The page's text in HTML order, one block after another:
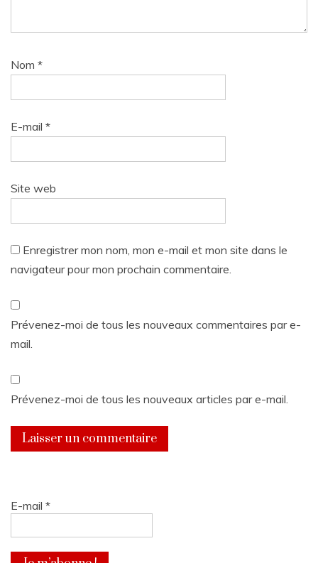
Nom *
E-mail *
Site web
Enregistrer mon nom, mon e-mail et mon site dans le
navigateur pour mon prochain commentaire.
Prévenez-moi de tous les nouveaux commentaires par e-
mail.
Prévenez-moi de tous les nouveaux articles par e-mail.
E-mail *